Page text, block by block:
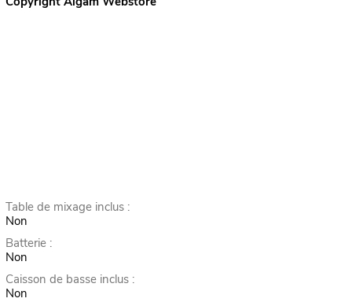
Table de mixage inclus :
Non
Batterie :
Non
Caisson de basse inclus :
Non